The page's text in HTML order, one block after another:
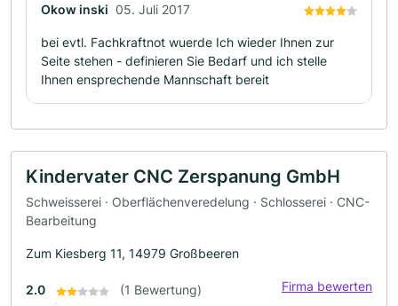
Okow inski 05. Juli 2017
bei evtl. Fachkraftnot wuerde Ich wieder Ihnen zur
Seite stehen - definieren Sie Bedarf und ich stelle
Ihnen ensprechende Mannschaft bereit
Kindervater CNC Zerspanung GmbH
Schweisserei · Oberflächenveredelung · Schlosserei · CNC-
Bearbeitung
Zum Kiesberg 11, 14979 Großbeeren
2.0 (1 Bewertung) Firma bewerten